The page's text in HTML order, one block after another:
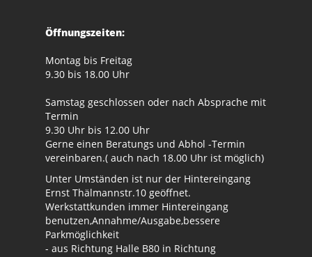
Öffnungszeiten:
Montag bis Freitag
9.30 bis 18.00 Uhr
Samstag geschlossen oder nach Absprache mit
Termin
9.30 Uhr bis 12.00 Uhr
Gerne einen Beratungs und Abhol -Termin
vereinbaren.( auch nach 18.00 Uhr ist möglich)
Unter Umständen ist nur der Hintereingang
Ernst Thälmannstr.10 geöffnet.
Werkstattkunden immer Hintereingang
benutzen,Annahme/Ausgabe,bessere
Parkmöglichkeit
- aus Richtung Halle B80 in Richtung